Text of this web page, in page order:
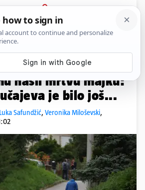
PRIJAVA
News Komentari
RIJECI, JASKI...
pohod sjekirom, a
našli mrtvu majku:
je bilo još...
Luka Safundžić, Veronika Miloševski,